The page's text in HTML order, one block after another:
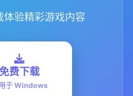
体验精彩游戏内容
费下载
于 Windows